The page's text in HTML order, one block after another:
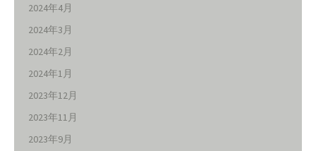
2024年4月
2024年3月
2024年2月
2024年1月
2023年12月
2023年11月
2023年9月